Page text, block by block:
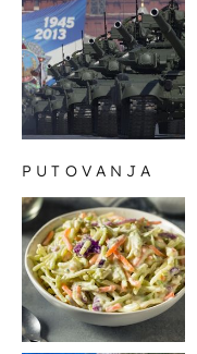
PUTOVANJA